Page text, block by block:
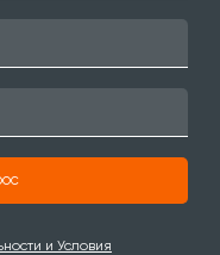
и Условия